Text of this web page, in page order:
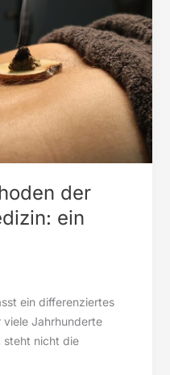
der
ein
ein differenziertes
Jahrhunderte
nicht die